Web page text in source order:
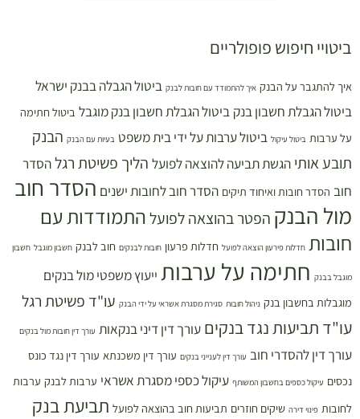
ביטויי חיפוש פופולריים
איך להתגבר על הבנק איך להתמודד עם חובות לבנק ביטול הגבלה בבנק ישראל
ביטול הגבלת חשבון בנק ביטול הגבלת חשבון בנק מוגבל ביטול חתימה
על ערבות ביטול עיקול ביטול ערבות על ידי בית משפט בעיות עם הבנק הבנק
תובע אותי הגשת תביעה להוצאה לפועל הליך פשיטת רגל הסדר
חוב הסדר חובות ואיחוד תיקים הסדר חוב לחובות ישנים הסדר חוב
מול הבנק הפטר בהוצאה לפועל התמודדות עם
חובות חדלות פירעון הוצאה לפועל חדלות פרעון חובות לבנקים חוב לבנק חשבון מוגבל חשבון
מוגבל בבנק חתימה על ערבות ייעוץ משפטי מול בנקים
מוגבלות בחשבון בנק ניהול חובות סגירת מסגרת אשראי על ידי הבנק עו"ד פשיטת רגל
עו"ד תביעות נגד בנקים עורך דין דיני בנקאות עורך דין חובות מול בנקים
עורך דין להסדרי חוב עורך דין לענייני בנקים עורך דין משכנתא עורך דין נגד כונס
נכסים עיקול כספים בחשבון המשותף עיקול כספי מסגרת אשראי ערבות לבנק ערבות
לחובות פינוי דירה שיקים חוזרים תביעות חוב בהוצאה לפועל תביעת בנק